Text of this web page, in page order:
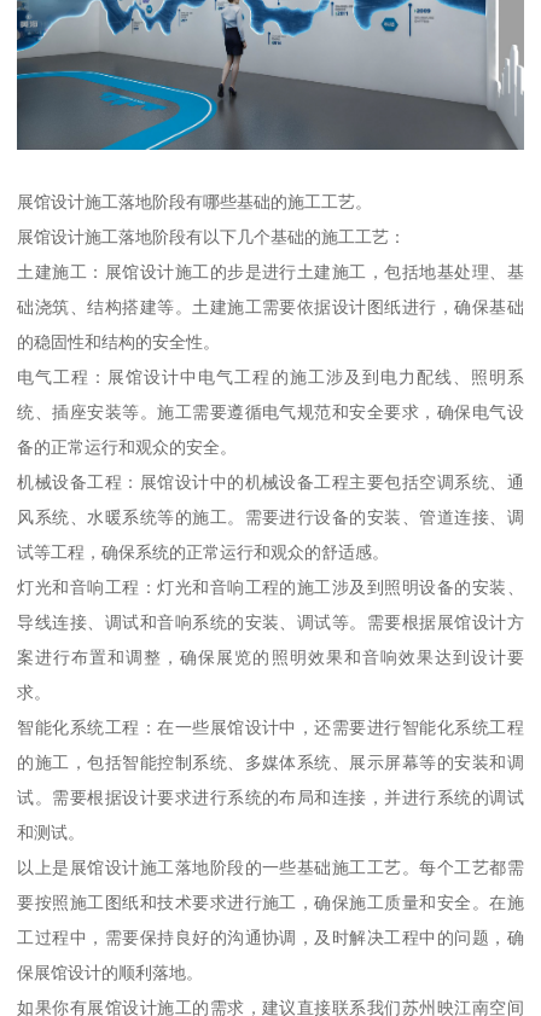
展馆设计施工落地阶段有哪些基础的施工工艺。
展馆设计施工落地阶段有以下几个基础的施工工艺：
土建施工：展馆设计施工的步是进行土建施工，包括地基处理、基
础浇筑、结构搭建等。土建施工需要依据设计图纸进行，确保基础
的稳固性和结构的安全性。
电气工程：展馆设计中电气工程的施工涉及到电力配线、照明系
统、插座安装等。施工需要遵循电气规范和安全要求，确保电气设
备的正常运行和观众的安全。
机械设备工程：展馆设计中的机械设备工程主要包括空调系统、通
风系统、水暖系统等的施工。需要进行设备的安装、管道连接、调
试等工程，确保系统的正常运行和观众的舒适感。
灯光和音响工程：灯光和音响工程的施工涉及到照明设备的安装、
导线连接、调试和音响系统的安装、调试等。需要根据展馆设计方
案进行布置和调整，确保展览的照明效果和音响效果达到设计要
求。
智能化系统工程：在一些展馆设计中，还需要进行智能化系统工程
的施工，包括智能控制系统、多媒体系统、展示屏幕等的安装和调
试。需要根据设计要求进行系统的布局和连接，并进行系统的调试
和测试。
以上是展馆设计施工落地阶段的一些基础施工工艺。每个工艺都需
要按照施工图纸和技术要求进行施工，确保施工质量和安全。在施
工过程中，需要保持良好的沟通协调，及时解决工程中的问题，确
保展馆设计的顺利落地。
如果你有展馆设计施工的需求，建议直接联系我们苏州映江南空间